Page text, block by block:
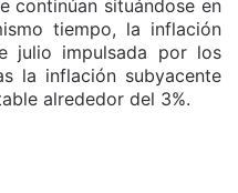
continúan situándose en
tiempo, la inflación
julio impulsada por los
la inflación subyacente
alrededor del 3%.